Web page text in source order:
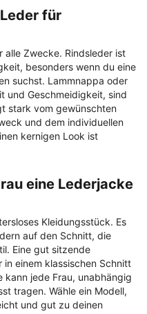
für
alle Zwecke. Rindsleder ist
besonders wenn du eine
suchst. Lammnappa oder
und Geschmeidigkeit, sind
stark vom gewünschten
und dem individuellen
kernigen Look ist
eine Lederjacke
Kleidungsstück. Es
auf den Schnitt, die
Eine gut sitzende
in einem klassischen Schnitt
kann jede Frau, unabhängig
tragen. Wähle ein Modell,
und gut zu deinen